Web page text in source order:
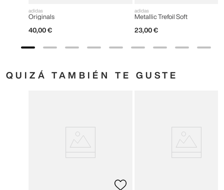
adidas
Originals
40,00 €
adidas
Metallic Trefoil Soft
23,00 €
QUIZÁ TAMBIÉN TE GUSTE